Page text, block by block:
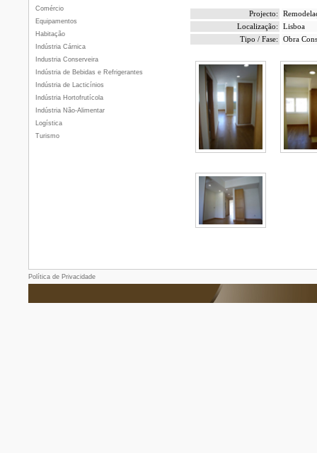
Comércio
Equipamentos
Habitação
Indústria Cárnica
Industria Conserveira
Indústria de Bebidas e Refrigerantes
Indústria de Lacticínios
Indústria Hortofrutícola
Indústria Não-Alimentar
Logística
Turismo
Projecto:
Localização:
Lisboa
Tipo / Fase:
Obra
Política de Privacidade